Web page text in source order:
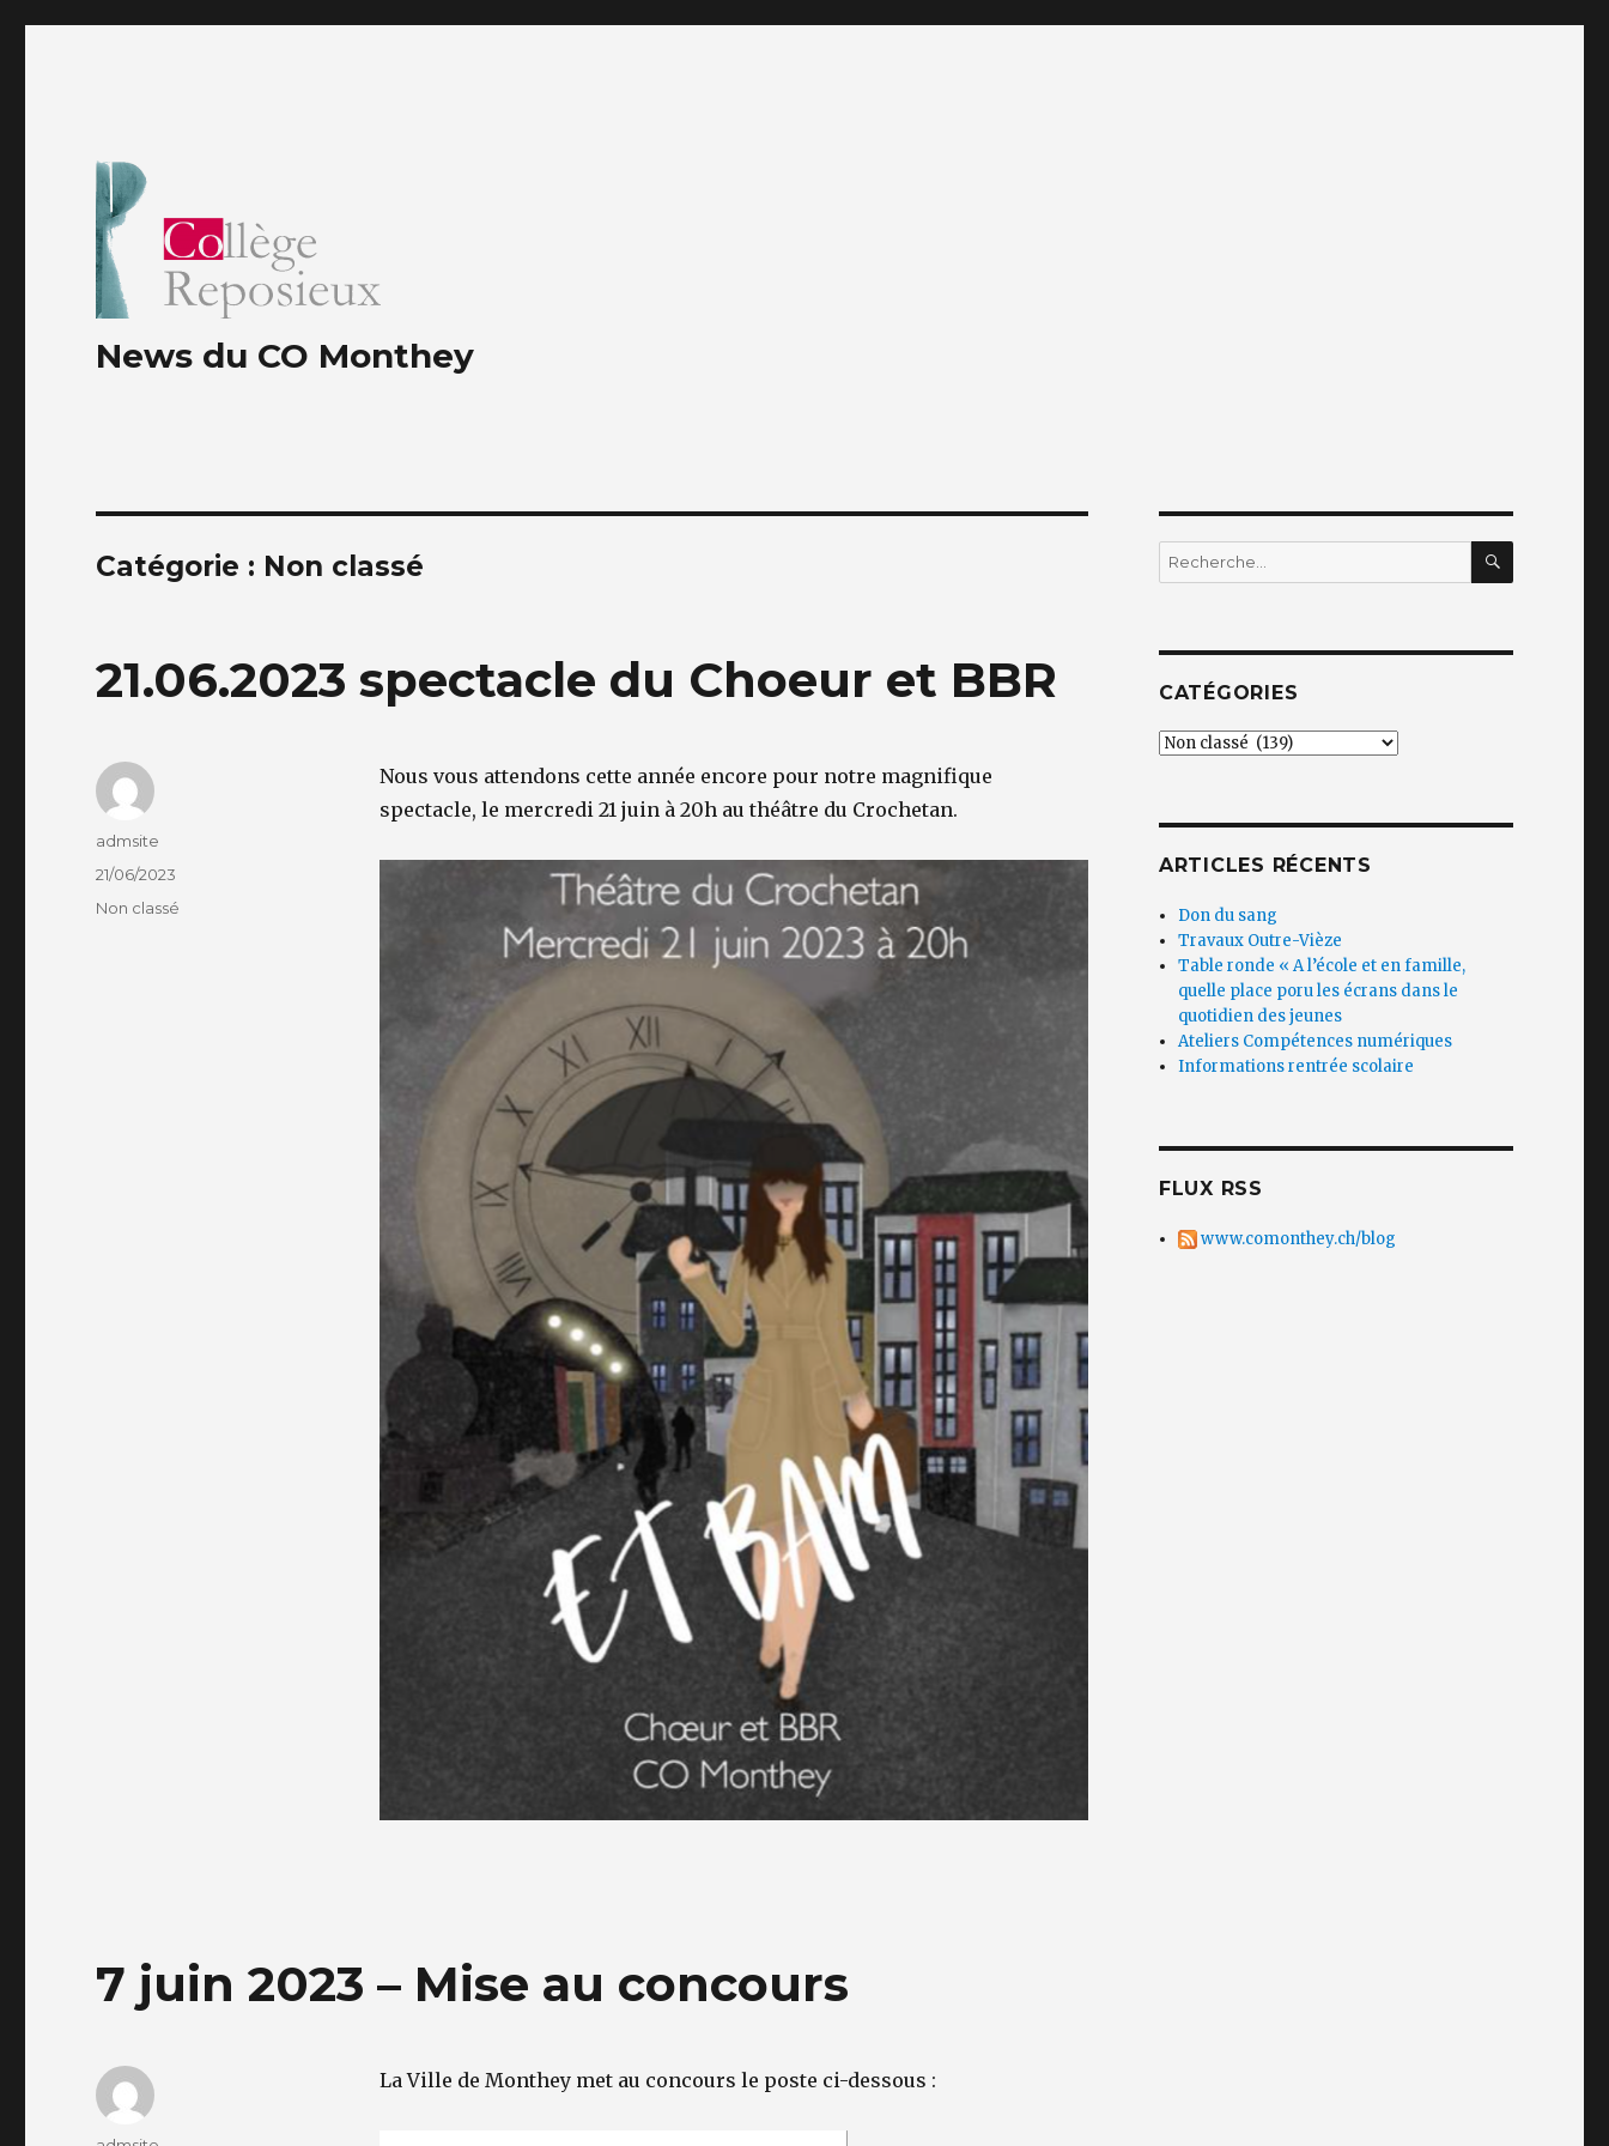
News du CO Monthey
Catégorie : Non classé
21.06.2023 spectacle du Choeur et BBR
Nous vous attendons cette année encore pour notre magnifique
spectacle, le mercredi 21 juin à 20h au théâtre du Crochetan.
Auteur
admsite
Publié
21/06/2023
Catégories
Non classé
7 juin 2023 – Mise au concours
La Ville de Monthey met au concours le poste ci-dessous :
Recherche
pour
CATÉGORIES
Catégories
ARTICLES RÉCENTS
Don du sang
Travaux Outre-Vièze
Table ronde « A l’école et en famille,
quelle place poru les écrans dans le
quotidien des jeunes
Ateliers Compétences numériques
Informations rentrée scolaire
FLUX RSS
www.comonthey.ch/blog